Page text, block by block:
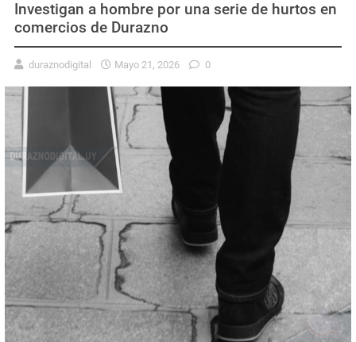
Investigan a hombre por una serie de hurtos en
comercios de Durazno
duraznodigital Mayo 21, 2026 0